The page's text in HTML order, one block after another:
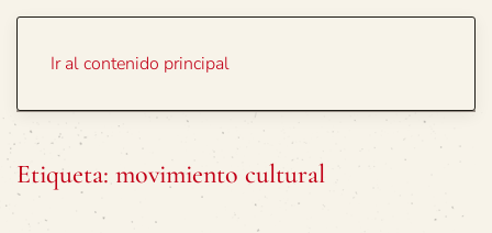
Ir al contenido principal
Etiqueta: movimiento cultural